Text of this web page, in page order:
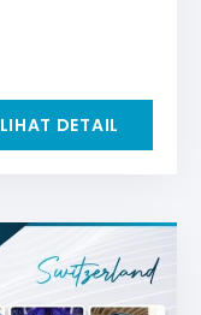
LIHAT DETAIL